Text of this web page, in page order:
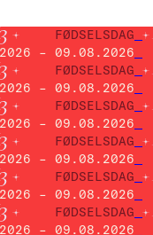
FØDSELSDAG
– 09.08.2026
FØDSELSDAG
– 09.08.2026
FØDSELSDAG
– 09.08.2026
FØDSELSDAG
– 09.08.2026
FØDSELSDAG
– 09.08.2026
FØDSELSDAG
– 09.08.2026